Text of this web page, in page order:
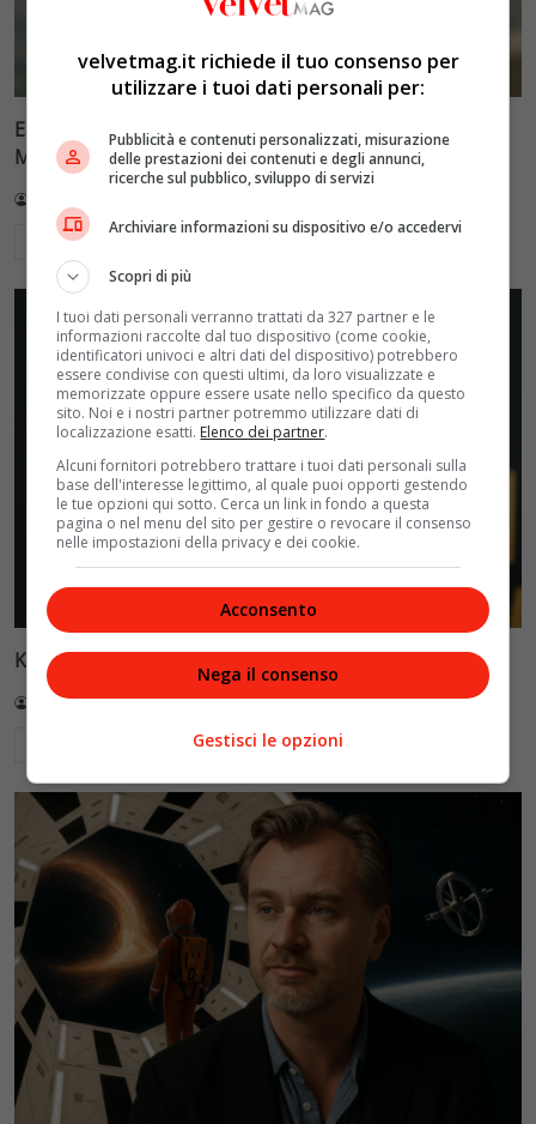
Ellen Burstyn riceve il Leone d’Oro alla carriera alla
Mostra di Venezia 2026
Leggi di più
Keanu Reeves torna al cinema con nuovo progetto
Redazione VelvetMAG 21 Luglio 2026
velvetmag.it richiede il tuo consenso per
utilizzare i tuoi dati personali per:
Pubblicità e contenuti personalizzati, misurazione
delle prestazioni dei contenuti e degli annunci,
ricerche sul pubblico, sviluppo di servizi
Archiviare informazioni su dispositivo e/o accedervi
Scopri di più
I tuoi dati personali verranno trattati da 327 partner e le
informazioni raccolte dal tuo dispositivo (come cookie,
identificatori univoci e altri dati del dispositivo) potrebbero
essere condivise con questi ultimi, da loro visualizzate e
memorizzate oppure essere usate nello specifico da questo
sito. Noi e i nostri partner potremmo utilizzare dati di
localizzazione esatti. Elenco dei partner.
Alcuni fornitori potrebbero trattare i tuoi dati personali sulla
base dell'interesse legittimo, al quale puoi opporti gestendo
le tue opzioni qui sotto. Cerca un link in fondo a questa
pagina o nel menu del sito per gestire o revocare il consenso
nelle impostazioni della privacy e dei cookie.
Acconsento
Nega il consenso
Gestisci le opzioni